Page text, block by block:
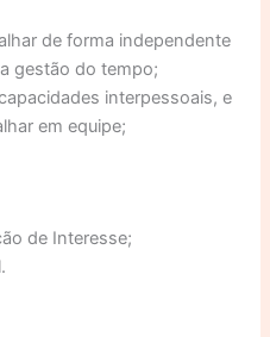
de forma independente
gestão do tempo;
interpessoais, e
em equipe;
de Interesse;